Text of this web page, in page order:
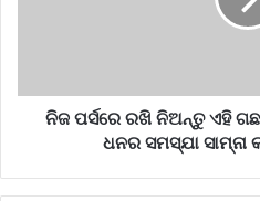
ନିଜ ପର୍ସରେ ରଖି ନିଅନ୍ତୁ ଏହି
ଧନର ସମସ୍ଯା ସାମ୍ନା